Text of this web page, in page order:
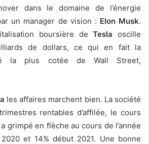
dans le domaine de l’énergie
un manager de vision : Elon Musk.
boursière deTesla oscille
de dollars, ce qui en fait la
la plus cotée de Wall Street,
les affaires marchent bien. La société
rentables d’affilée, le cours
grimpé en flèche au cours de l’année
et 14% début 2021. Une bonne